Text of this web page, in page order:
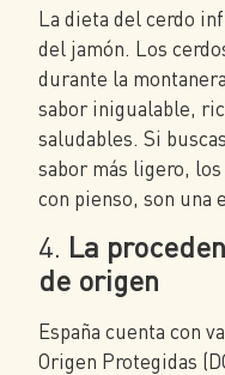
La dieta del cerdo
del jamón. Los
durante la
sabor inigualable,
saludables. Si
sabor más ligero,
con pienso, son una
4. La
de origen
España cuenta con
Origen Protegidas